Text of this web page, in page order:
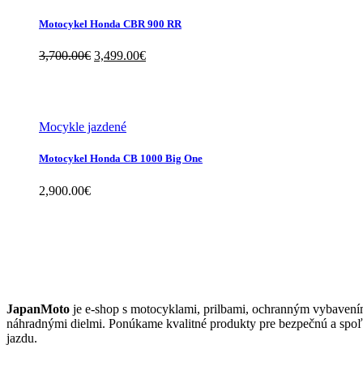
Motocykel Honda CBR 900 RR
3,700.00€ Original
3,499.00€Current
Mocykle jazdené
Motocykel Honda CB 1000 Big One
2,900.00€
JapanMoto je e-shop s motocyklami, prilbami, ochranným
náhradnými dielmi. Ponúkame kvalitné produkty pre bezpečnú a
jazdu.